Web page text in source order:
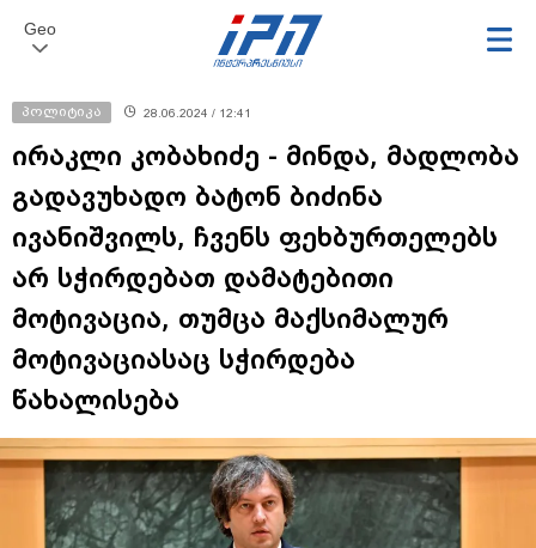
Geo
პოლიტიკა 28.06.2024 / 12:41
ირაკლი კობახიძე - მინდა, მადლობა
გადავუხადო ბატონ ბიძინა
ივანიშვილს, ჩვენს ფეხბურთელებს
არ სჭირდებათ დამატებითი
მოტივაცია, თუმცა მაქსიმალურ
მოტივაციასაც სჭირდება
წახალისება